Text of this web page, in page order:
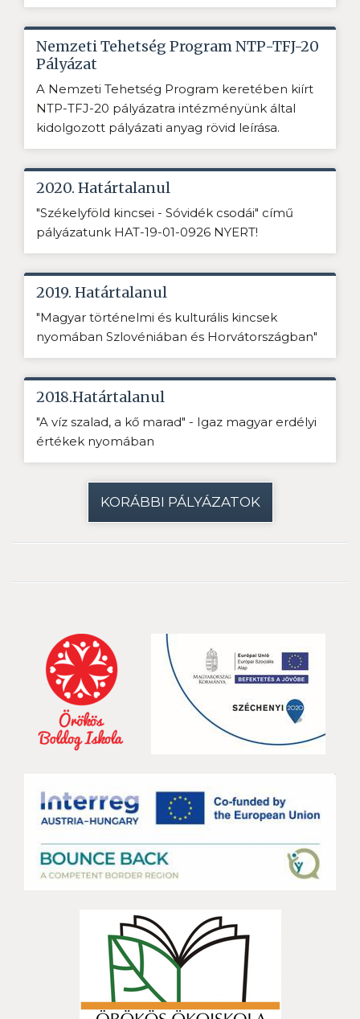
Nemzeti Tehetség Program NTP-TFJ-20
Pályázat
A Nemzeti Tehetség Program keretében kiírt
NTP-TFJ-20 pályázatra intézményünk által
kidolgozott pályázati anyag rövid leírása.
2020. Határtalanul
"Székelyföld kincsei - Sóvidék csodái" című
pályázatunk HAT-19-01-0926 NYERT!
2019. Határtalanul
"Magyar történelmi és kulturális kincsek
nyomában Szlovéniában és Horvátországban"
2018.Határtalanul
"A víz szalad, a kő marad" - Igaz magyar erdélyi
értékek nyomában
KORÁBBI PÁLYÁZATOK